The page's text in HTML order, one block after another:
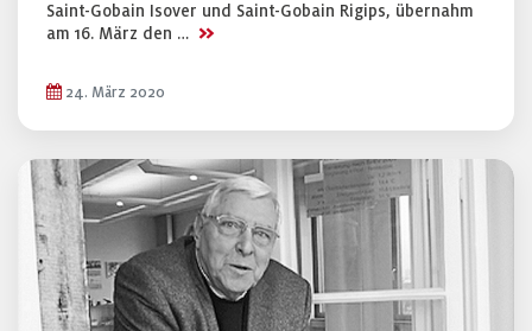
Saint-Gobain Isover und Saint-Gobain Rigips, übernahm
am 16. März den … >>
24. März 2020